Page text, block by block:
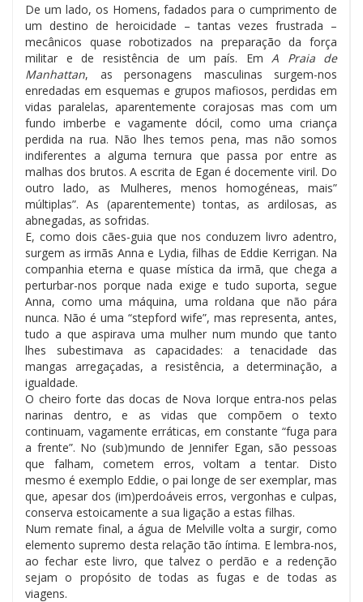
De um lado, os Homens, fadados para o cumprimento de
um destino de heroicidade – tantas vezes frustrada –
mecânicos quase robotizados na preparação da força
militar e de resistência de um país. Em A Praia de
Manhattan, as personagens masculinas surgem-nos
enredadas em esquemas e grupos mafiosos, perdidas em
vidas paralelas, aparentemente corajosas mas com um
fundo imberbe e vagamente dócil, como uma criança
perdida na rua. Não lhes temos pena, mas não somos
indiferentes a alguma ternura que passa por entre as
malhas dos brutos. A escrita de Egan é docemente viril. Do
outro lado, as Mulheres, menos homogéneas, mais”
múltiplas”. As (aparentemente) tontas, as ardilosas, as
abnegadas, as sofridas.
E, como dois cães-guia que nos conduzem livro adentro,
surgem as irmãs Anna e Lydia, filhas de Eddie Kerrigan. Na
companhia eterna e quase mística da irmã, que chega a
perturbar-nos porque nada exige e tudo suporta, segue
Anna, como uma máquina, uma roldana que não pára
nunca. Não é uma “stepford wife”, mas representa, antes,
tudo a que aspirava uma mulher num mundo que tanto
lhes subestimava as capacidades: a tenacidade das
mangas arregaçadas, a resistência, a determinação, a
igualdade.
O cheiro forte das docas de Nova Iorque entra-nos pelas
narinas dentro, e as vidas que compõem o texto
continuam, vagamente erráticas, em constante “fuga para
a frente”. No (sub)mundo de Jennifer Egan, são pessoas
que falham, cometem erros, voltam a tentar. Disto
mesmo é exemplo Eddie, o pai longe de ser exemplar, mas
que, apesar dos (im)perdoáveis erros, vergonhas e culpas,
conserva estoicamente a sua ligação a estas filhas.
Num remate final, a água de Melville volta a surgir, como
elemento supremo desta relação tão íntima. E lembra-nos,
ao fechar este livro, que talvez o perdão e a redenção
sejam o propósito de todas as fugas e de todas as
viagens.